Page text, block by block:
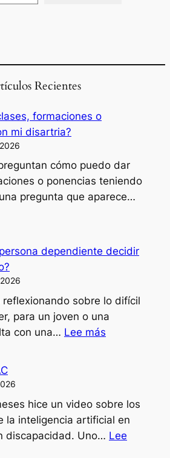
Recientes
formaciones o
mi disartria?
cómo puedo dar
o ponencias teniendo
pregunta que aparece…
dependiente decidir
reflexionando sobre lo difícil
para un joven o una
con una… Lee más
decidir
ir
al
hice un video sobre los
la inteligencia artificial en
discapacidad. Uno… Lee